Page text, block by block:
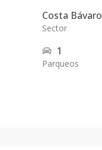
Costa Bávaro
Sector
1
Parqueos